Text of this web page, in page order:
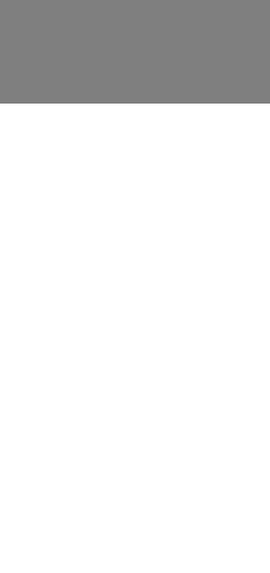
wo sie gerade sind:
brelingen.de